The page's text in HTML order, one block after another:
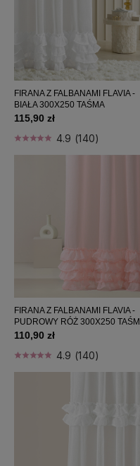
Firany 300x270
Firany 300x280
Firany 350x230
Firany 350x250
Firany 400x230
Firany 400x240
Firany 400x250
Firany 400x260
Firany z falbanami
Firany z pomponami
Firany do salonu
Firany do pokoju
Firany do sypialni
Firany do pokoju
Firany szerokie
Poduszki dekoracyjne
Poduszki na krzesła
FIRANA Z FALBANAMI FLAVIA -
BIAŁA 300X250 TAŚMA
115,90 zł
4.9 (140)
FIRANA Z FALBANAMI FLAVIA -
PUDROWY RÓŻ 300X250
110,90 zł
4.9 (140)